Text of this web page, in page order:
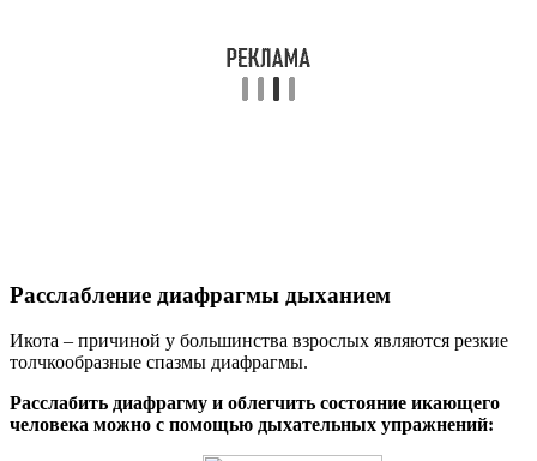
Расслабление диафрагмы дыханием
Икота – причиной у большинства взрослых являются резкие
толчкообразные спазмы диафрагмы.
Расслабить диафрагму и облегчить состояние икающего
человека можно с помощью дыхательных упражнений: